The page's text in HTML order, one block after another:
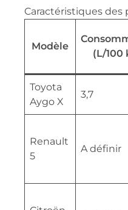
Caractéristiques
Modèle
(L/100
Toyota
Aygo X
3,7
Renault
5
A définir